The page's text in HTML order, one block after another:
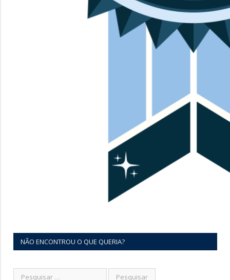
NÃO ENCONTROU O QUE QUERIA?